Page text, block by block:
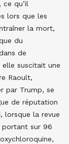
ce qu’il
lors que les
la mort,
du
de
suscitait une
Raoult,
par Trump, se
de réputation
lorsque la revue
portant sur 96